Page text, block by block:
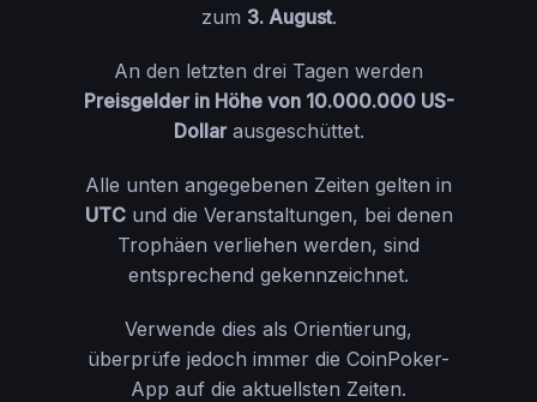
zum 3. August.
An den letzten drei Tagen werden
Preisgelder in Höhe von 10.000.000 US-
Dollarausgeschüttet.
Alle unten angegebenen Zeiten gelten in
UTCund die Veranstaltungen, bei denen
Trophäen verliehen werden, sind
entsprechend gekennzeichnet.
Verwende dies als Orientierung,
überprüfe jedoch immer die CoinPoker-
App auf die aktuellsten Zeiten.